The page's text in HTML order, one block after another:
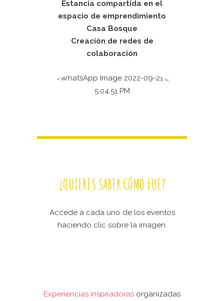
Estancia compartida en el
espacio de emprendimiento
Casa Bosque
Creación de redes de
colaboración
¿QUIERES SABER CÓMO FUE?
Accede a cada uno de los eventos
haciendo clic sobre la imagen.
Experiencias inspiradoras organizadas